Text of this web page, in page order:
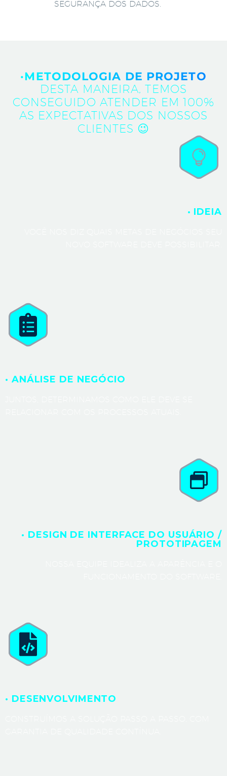
SEGURANÇA DOS DADOS.
·METODOLOGIA DE PROJETO
DESTA MANEIRA, TEMOS
CONSEGUIDO ATENDER EM 100%
AS EXPECTATIVAS DOS NOSSOS
CLIENTES 😉
· IDEIA
· ANÁLISE DE NEGÓCIO
· DESIGN DE INTERFACE DO USUÁRIO /
PROTOTIPAGEM
· DESENVOLVIMENTO